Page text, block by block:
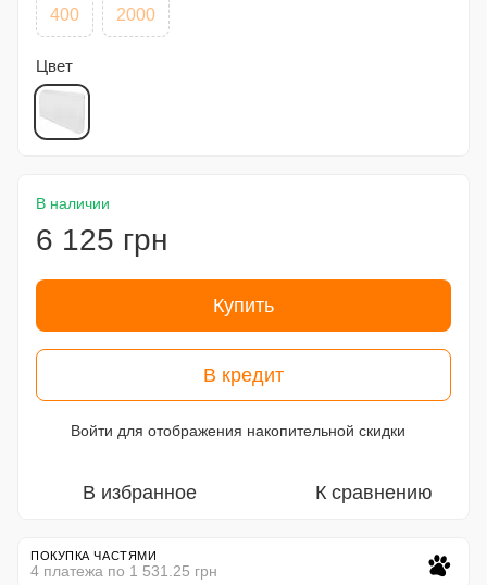
400 2000
Цвет
В наличии
6 125 грн
Купить
В кредит
Войти для отображения накопительной скидки
В избранное К сравнению
ПОКУПКА ЧАСТЯМИ
4 платежа по 1 531.25 грн